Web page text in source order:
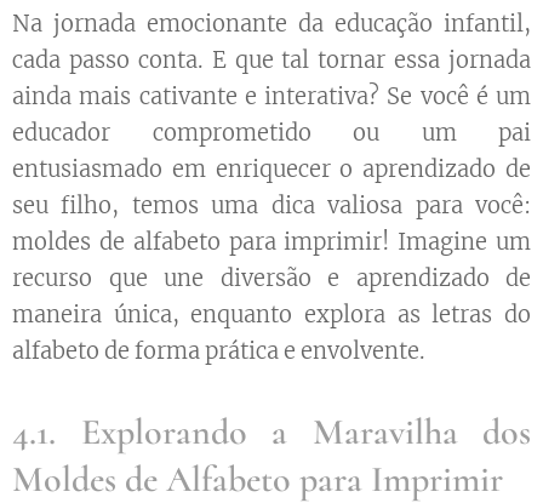
Na jornada emocionante da educação infantil,
cada passo conta. E que tal tornar essa jornada
ainda mais cativante e interativa? Se você é um
educador comprometido ou um pai
entusiasmado em enriquecer o aprendizado de
seu filho, temos uma dica valiosa para você:
moldes de alfabeto para imprimir! Imagine um
recurso que une diversão e aprendizado de
maneira única, enquanto explora as letras do
alfabeto de forma prática e envolvente.
4.1. Explorando a Maravilha dos
Moldes de Alfabeto para Imprimir